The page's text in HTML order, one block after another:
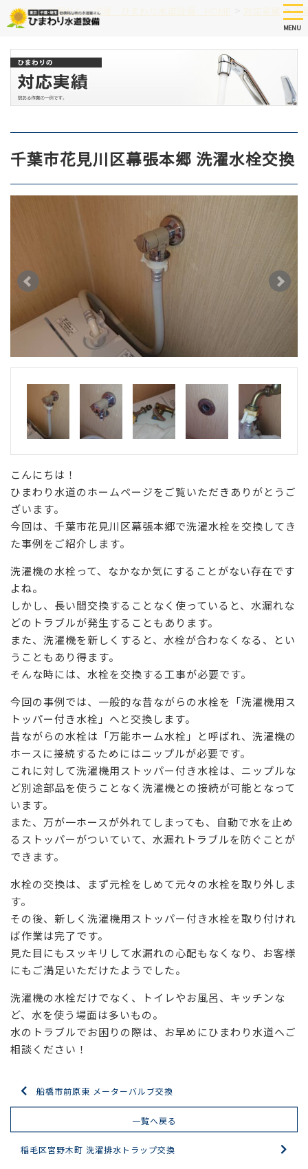
Skip
to
content
MENU
つまり、水漏れなど修理 ひまわり水道設備 HOME >千
千葉市花見川区幕張本郷 洗濯水栓交換
こんにちは！
ひまわり水道のホームページをご覧いただきありがとうご
ざいます。
今回は、千葉市花見川区幕張本郷で洗濯水栓を交換してき
た事例をご紹介します。
洗濯機の水栓って、なかなか気にすることがない存在です
よね。
しかし、長い間交換することなく使っていると、水漏れな
どのトラブルが発生することもあります。
また、洗濯機を新しくすると、水栓が合わなくなる、とい
うこともあり得ます。
そんな時には、水栓を交換する工事が必要です。
今回の事例では、一般的な昔ながらの水栓を「洗濯機用ス
トッパー付き水栓」へと交換します。
昔ながらの水栓は「万能ホーム水栓」と呼ばれ、洗濯機の
ホースに接続するためにはニップルが必要です。
これに対して洗濯機用ストッパー付き水栓は、ニップルな
ど別途部品を使うことなく洗濯機との接続が可能となって
います。
また、万が一ホースが外れてしまっても、自動で水を止め
るストッパーがついていて、水漏れトラブルを防ぐことが
できます。
水栓の交換は、まず元栓をしめて元々の水栓を取り外しま
す。
その後、新しく洗濯機用ストッパー付き水栓を取り付けれ
ば作業は完了です。
見た目にもスッキリして水漏れの心配もなくなり、お客様
にもご満足いただけたようでした。
洗濯機の水栓だけでなく、トイレやお風呂、キッチンな
ど、水を使う場面は多いもの。
水のトラブルでお困りの際は、お早めにひまわり水道へご
相談ください！
船橋市前原東 メーターバルブ交換
一覧へ戻る
稲毛区宮野木町 洗濯排水トラップ交換